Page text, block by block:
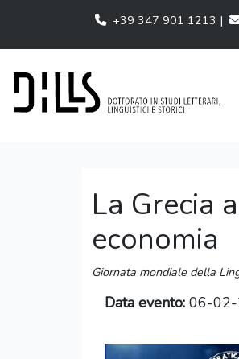
+39 347 901 1213 |
La Grecia
economia
Giornata mondiale della
Data evento: 06-02-